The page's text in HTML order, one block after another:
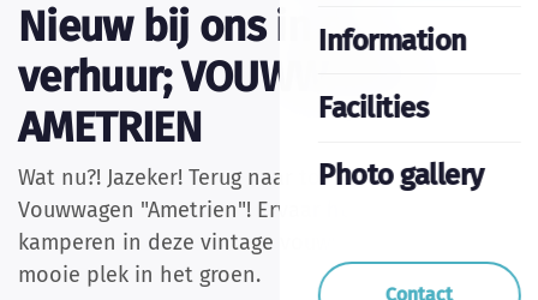
Information
Facilities
Photo gallery
Contact
Nieuw bij ons in de
verhuur; VOUWWAGEN
AMETRIEN
Wat nu?! Jazeker! Terug naar toen in onze
Vouwwagen "Ametrien"! Ervaar het pur-sang
kamperen in deze vintage vouwwagen. Op een
mooie plek in het groen.